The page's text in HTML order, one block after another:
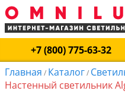
+7 (800) 775-63-32
Главная / Каталог/
Настенный светильник